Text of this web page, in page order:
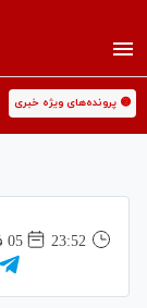
🟡 پرونده‌های ویژه خبری
23:52
05 فروردين 1405